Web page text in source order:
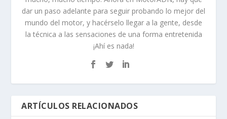
dar un paso adelante para seguir probando lo mejor del
mundo del motor, y hacérselo llegar a la gente, desde
la técnica a las sensaciones de una forma entretenida
¡Ahí es nada!
ARTÍCULOS RELACIONADOS